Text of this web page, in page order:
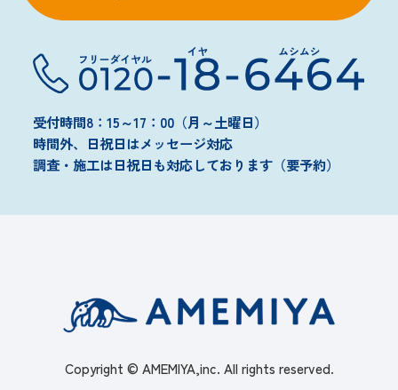
受付時間8：15～17：00（月～土曜日）
時間外、日祝日はメッセージ対応
調査・施工は日祝日も対応しております（要予約）
Copyright © AMEMIYA,inc. All rights reserved.